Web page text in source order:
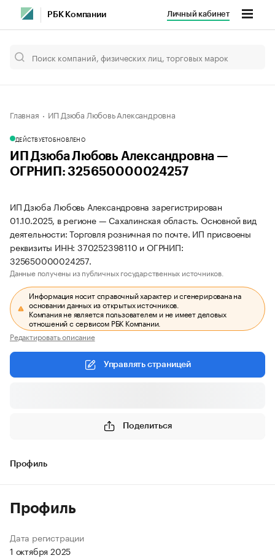
РБК Компании Личный кабинет
Главная ИП Дзюба Любовь Александровна
ДЕЙСТВУЕТОБНОВЛЕНО
ИП Дзюба Любовь Александровна —
ОГРНИП: 325650000024257
ИП Дзюба Любовь Александровна зарегистрирован
01.10.2025, в регионе — Сахалинская область. Основной вид
деятельности: Торговля розничная по почте. ИП присвоены
реквизиты ИНН: 370252398110 и ОГРНИП:
325650000024257.
Данные получены из публичных государственных источников.
Информация носит справочный характер и сгенерирована на
основании данных из открытых источников.
Компания не является пользователем и не имеет деловых
отношений с сервисом РБК Компании.
Редактировать описание
Управлять страницей
Поделиться
Профиль
Профиль
Дата регистрации
1 октября 2025